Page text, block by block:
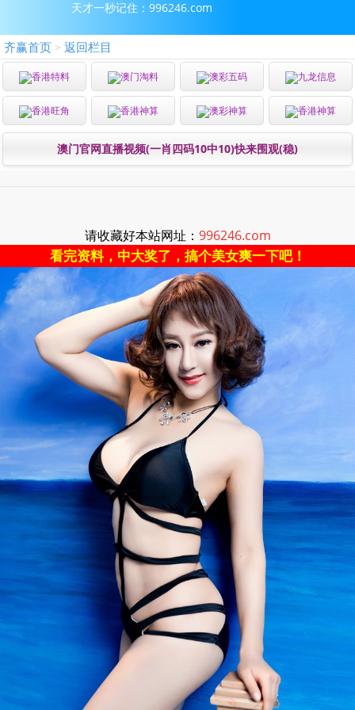
天才一秒记住：996246.com
齐赢首页 > 返回栏目
香港特料 澳门淘料 澳彩五码 九龙信息
香港旺角 香港神算 澳彩神算 香港神算
澳门官网直播视频(一肖四码10中10)快来围观(稳)
请收藏好本站网址： 996246.com
看完资料，中大奖了，搞个美女爽一下吧！